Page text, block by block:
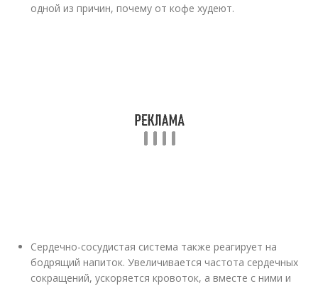
одной из причин, почему от кофе худеют.
Сердечно-сосудистая система также реагирует на
бодрящий напиток. Увеличивается частота сердечных
сокращений, ускоряется кровоток, а вместе с ними и